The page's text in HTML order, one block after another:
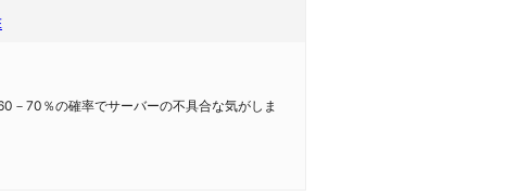
－70％の確率でサーバーの不具合な気がしま